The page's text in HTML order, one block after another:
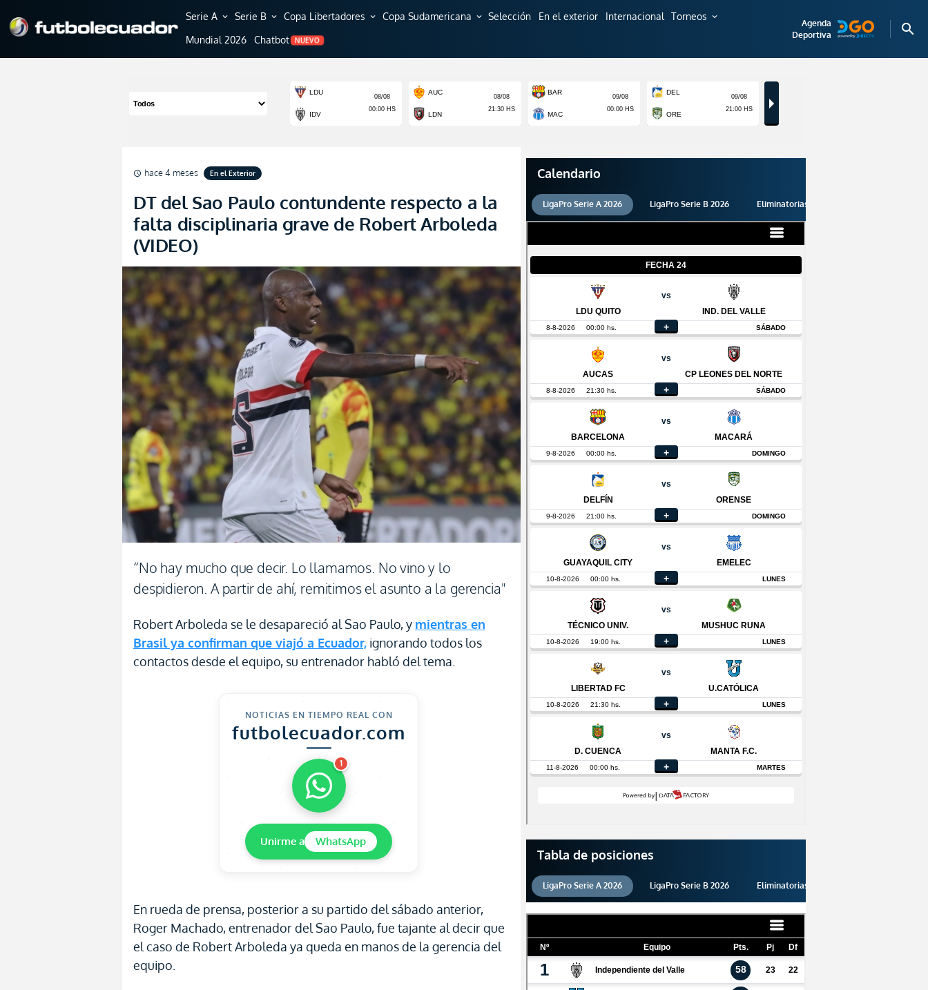
Serie A expand_more Serie B expand_more Copa Libertadores expand_more Copa Sudamericana expand_more Selección En el exterior Internacional Torneos expand_more
Mundial 2026 Chatbot NUEVO
Agenda
Deportiva
search
schedule hace 4 meses En el Exterior
DT del Sao Paulo contundente respecto a la
falta disciplinaria grave de Robert Arboleda
(VIDEO)
“No hay mucho que decir. Lo llamamos. No vino y lo
despidieron. A partir de ahí, remitimos el asunto a la gerencia"
Robert Arboleda se le desapareció al Sao Paulo, y mientras en
Brasil ya confirman que viajó a Ecuador, ignorando todos los
contactos desde el equipo, su entrenador habló del tema.
NOTICIAS EN TIEMPO REAL CON
futbolecuador.com
1
Unirme a WhatsApp
En rueda de prensa, posterior a su partido del sábado anterior,
Roger Machado, entrenador del Sao Paulo, fue tajante al decir que
el caso de Robert Arboleda ya queda en manos de la gerencia del
equipo.
Calendario
LigaPro Serie A 2026 LigaPro Serie B 2026 Eliminatorias 2026
Tabla de posiciones
LigaPro Serie A 2026 LigaPro Serie B 2026 Eliminatorias 2026